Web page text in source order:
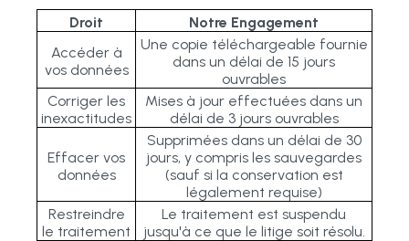
Droit
Notre Engagement
Accéder à
vos données
Une copie téléchargeable fournie
dans un délai de 15 jours
ouvrables
Corriger les
inexactitudes
Mises à jour effectuées dans un
délai de 3 jours ouvrables
Effacer vos
données
Supprimées dans un délai de 30
jours, y compris les sauvegardes
(sauf si la conservation est
légalement requise)
Restreindre
le traitement
Le traitement est suspendu
jusqu'à ce que le litige soit résolu.